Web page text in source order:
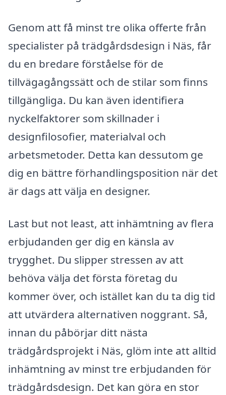
Genom att få minst tre olika offerte från
specialister på trädgårdsdesign i Näs, får
du en bredare förståelse för de
tillvägagångssätt och de stilar som finns
tillgängliga. Du kan även identifiera
nyckelfaktorer som skillnader i
designfilosofier, materialval och
arbetsmetoder. Detta kan dessutom ge
dig en bättre förhandlingsposition när det
är dags att välja en designer.
Last but not least, att inhämtning av flera
erbjudanden ger dig en känsla av
trygghet. Du slipper stressen av att
behöva välja det första företag du
kommer över, och istället kan du ta dig tid
att utvärdera alternativen noggrant. Så,
innan du påbörjar ditt nästa
trädgårdsprojekt i Näs, glöm inte att alltid
inhämtning av minst tre erbjudanden för
trädgårdsdesign. Det kan göra en stor